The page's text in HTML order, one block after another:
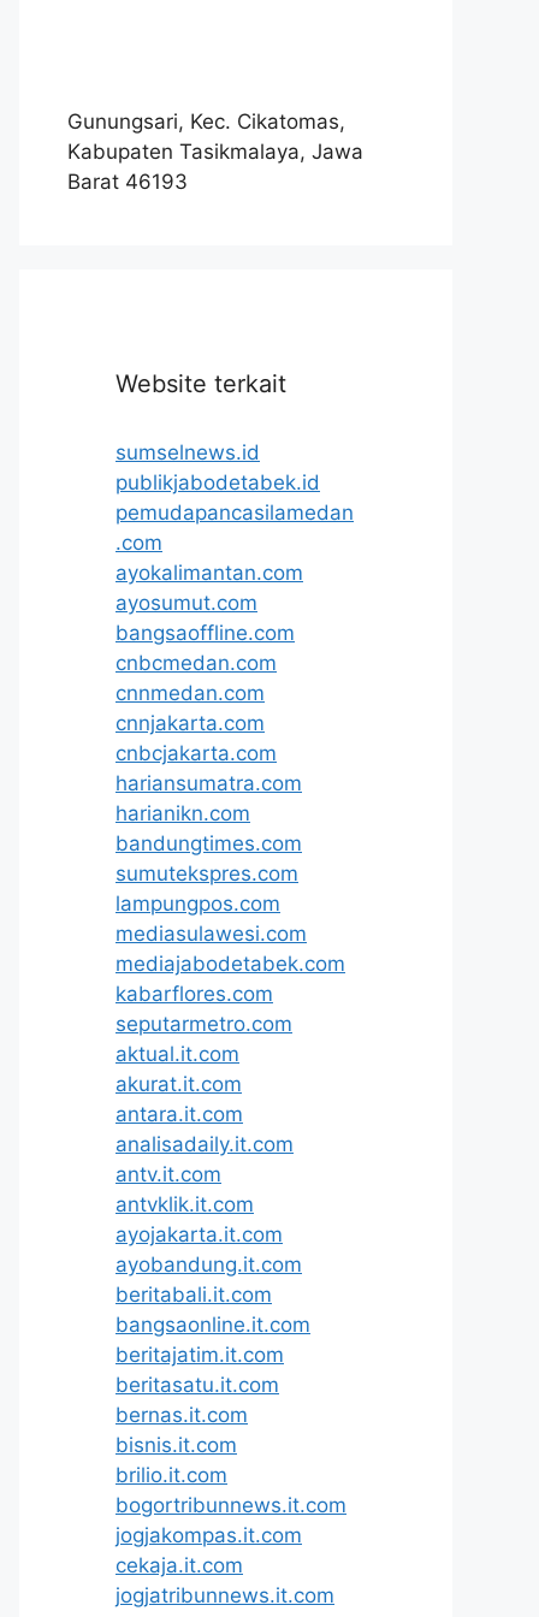
Gunungsari, Kec. Cikatomas,
Kabupaten Tasikmalaya, Jawa
Barat 46193
Website terkait
sumselnews.id
publikjabodetabek.id
pemudapancasilamedan
.com
ayokalimantan.com
ayosumut.com
bangsaoffline.com
cnbcmedan.com
cnnmedan.com
cnnjakarta.com
cnbcjakarta.com
hariansumatra.com
harianikn.com
bandungtimes.com
sumutekspres.com
lampungpos.com
mediasulawesi.com
mediajabodetabek.com
kabarflores.com
seputarmetro.com
aktual.it.com
akurat.it.com
antara.it.com
analisadaily.it.com
antv.it.com
antvklik.it.com
ayojakarta.it.com
ayobandung.it.com
beritabali.it.com
bangsaonline.it.com
beritajatim.it.com
beritasatu.it.com
bernas.it.com
bisnis.it.com
brilio.it.com
bogortribunnews.it.com
jogjakompas.it.com
cekaja.it.com
jogjatribunnews.it.com